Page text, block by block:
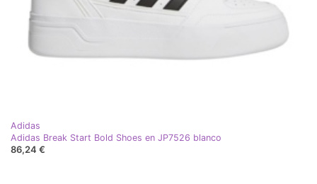
Adidas
Adidas Break Start Bold Shoes en JP7526 blanco
86,24 €